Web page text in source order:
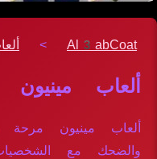
Al3abCoat
>
ألعاب
ألعاب مينيون مرحة
والضحك مع